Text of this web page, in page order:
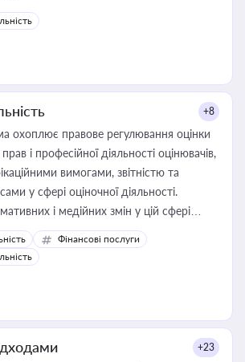
+8
охоплює правове регулювання оцінки
і професійної діяльності оцінювачів,
вимогами, звітністю та
у сфері оціночної діяльності.
і медійних змін у цій сфері
бізнесу, керівника, юриста або
оподаткування, приватизації, оренди
корпоративних угод і перевірки
діяльності
Фінансові послуги
+23